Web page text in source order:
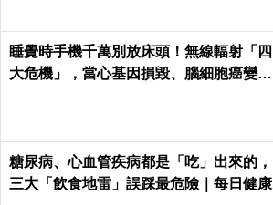
睡覺時手機千萬別放床頭！無線輻射「四
大危機」，當心基因損毀、腦細胞癌變！
糖尿病、心血管疾病都是「吃」出來的，
三大「飲食地雷」誤踩最危險｜每日健康